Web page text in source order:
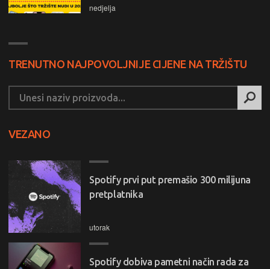
nedjelja
TRENUTNO NAJPOVOLJNIJE CIJENE NA TRŽIŠTU
VEZANO
Spotify prvi put premašio 300 milijuna
pretplatnika
utorak
Spotify dobiva pametni način rada za